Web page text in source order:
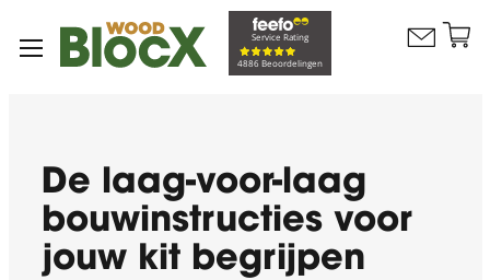
Service Rating
4886 Beoordelingen
Contacteer
De laag-voor-laag
bouwinstructies voor
jouw kit begrijpen